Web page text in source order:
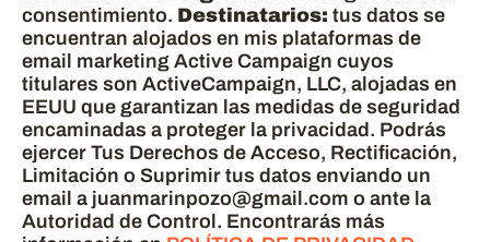
consentimiento. Destinatarios: tus datos se
encuentran alojados en mis plataformas de
email marketing Active Campaign cuyos
titulares son ActiveCampaign, LLC, alojadas en
EEUU que garantizan las medidas de seguridad
encaminadas a proteger la privacidad. Podrás
ejercer Tus Derechos de Acceso, Rectificación,
Limitación o Suprimir tus datos enviando un
email a juanmarinpozo@gmail.com o ante la
Autoridad de Control. Encontrarás más